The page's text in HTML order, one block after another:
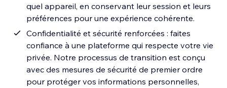
quel appareil, en conservant leur session et leurs
préférences pour une expérience cohérente.
Confidentialité et sécurité renforcées : faites
confiance à une plateforme qui respecte votre vie
privée. Notre processus de transition est conçu
avec des mesures de sécurité de premier ordre
pour protéger vos informations personnelles,